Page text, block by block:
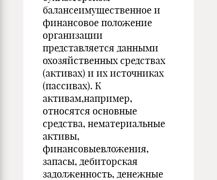
балансеимущественное и
финансовое положение
организации
представляется данными
охозяйственных средствах
(активах) и их источниках
(пассивах). К
активам,например,
относятся основные
средства, нематериальные
активы,
финансовыевложения,
запасы, дебиторская
задолженность, денежные